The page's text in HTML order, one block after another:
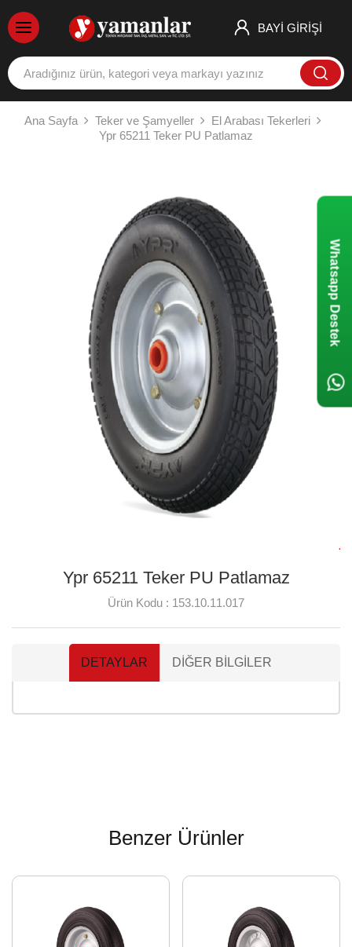
BAYİ GİRİŞİ
Ana Sayfa Teker ve Şamyeller
El Arabası Tekerleri
Ypr 65211 Teker PU Patlamaz
Ypr 65211 Teker PU Patlamaz
Ürün Kodu : 153.10.11.017
DETAYLAR DIĞER BILGILER
Benzer Ürünler
Whatsapp Destek